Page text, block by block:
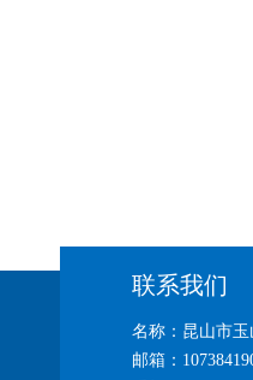
联系我们
名称：昆山市
邮箱：